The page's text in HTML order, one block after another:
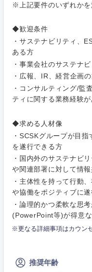
※上記要件のいずれかを
◆歓迎条件
・サステナビリティ、
ある方
・事業会社のサステナ
・広報、IR、経営企画
・コンサルティング/監
ティに関する業務経験
◆求める人材像
・SCSKグループが目
を遂行できる方
・国内外のサステナビ
や関連部署に対して情
・主体性を持って行動
や協働をポジティブに
・論理的かつ柔軟な思
(PowerPoint等)が得意
※更なる詳細事項はカウン
推奨年齢
新潟県